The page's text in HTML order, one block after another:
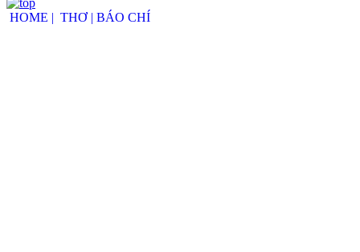
HOME | THƠ | BÁO CHÍ